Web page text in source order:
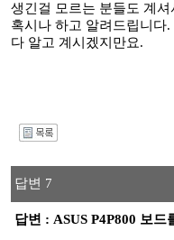
생긴걸 모르는 분들도 계셔
혹시나 하고 알려드립니다.
다 알고 계시겠지만요.
답변 7
답변 : ASUS P4P800 보드